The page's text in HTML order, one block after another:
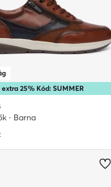
extra 25% Kód: SUMMER
· Barna